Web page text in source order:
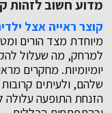
מדוע חשוב לזהות
קוצר ראייה אצל
מיוחדת מצד הורים
למרחק, מה שעלול
יומיומיות. מחקרים
שלהם, ולעיתים
הזנחת התופעה עלולה